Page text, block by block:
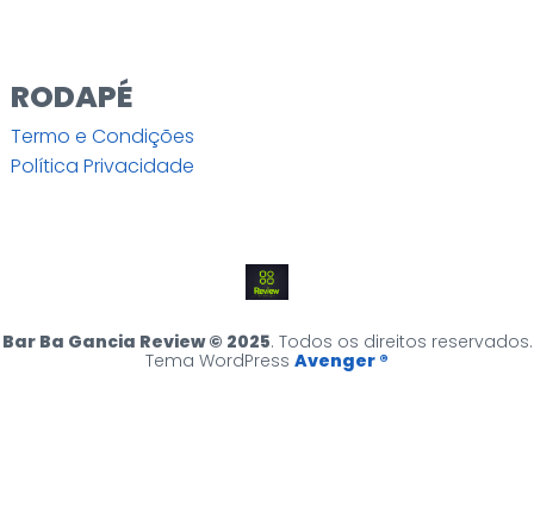
RODAPÉ
Termo e Condições
Política Privacidade
Bar Ba Gancia Review © 2025. Todos os direitos reservados.
Tema WordPress Avenger ®